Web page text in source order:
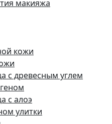
макияжа
кожи
с древесным углем
с алоэ
улитки